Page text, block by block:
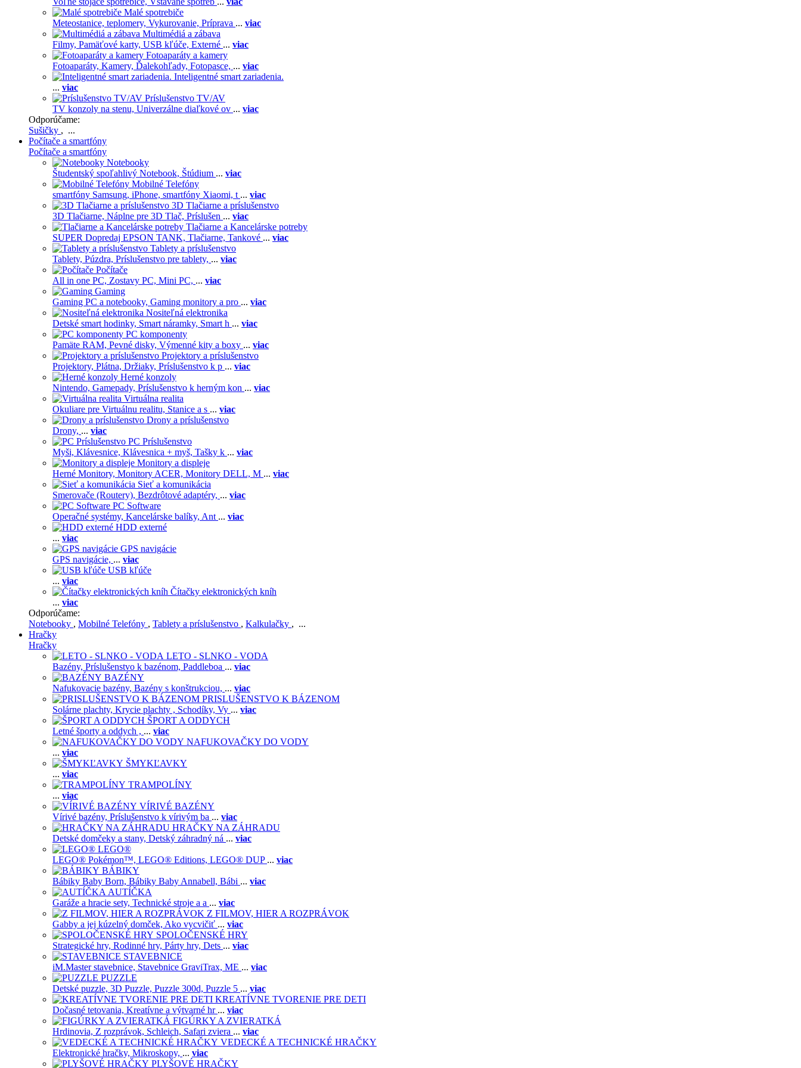
Malé spotrebiče
Meteostanice, teplomery, Vykurovanie, Príprava ... viac
Multimédiá a zábava
Filmy, Pamäťové karty, USB kľúče, Externé ... viac
Fotoaparáty a kamery
Fotoaparáty, Kamery, Ďalekohľady, Fotopasce, ... viac
Inteligentné smart zariadenia.
... viac
Príslušenstvo TV/AV
TV konzoly na stenu, Univerzálne diaľkové ov ... viac
Odporúčame:
Sušičky , ...
Počítače a smartfóny
Počítače a smartfóny
Notebooky
Študentský spoľahlivý Notebook, Štúdium ... viac
Mobilné Telefóny
smartfóny Samsung, iPhone, smartfóny Xiaomi, t ... viac
3D Tlačiarne a príslušenstvo
3D Tlačiarne, Náplne pre 3D Tlač, Príslušen ... viac
Tlačiarne a Kancelárske potreby
SUPER Dopredaj EPSON TANK, Tlačiarne, Tankové ... viac
Tablety a príslušenstvo
Tablety, Púzdra, Príslušenstvo pre tablety, ... viac
Počítače
All in one PC, Zostavy PC, Mini PC, ... viac
Gaming
Gaming PC a notebooky, Gaming monitory a pro ... viac
Nositeľná elektronika
Detské smart hodinky, Smart náramky, Smart h ... viac
PC komponenty
Pamäte RAM, Pevné disky, Výmenné kity a boxy ... viac
Projektory a príslušenstvo
Projektory, Plátna, Držiaky, Príslušenstvo k p ... viac
Herné konzoly
Nintendo, Gamepady, Príslušenstvo k herným kon ... viac
Virtuálna realita
Okuliare pre Virtuálnu realitu, Stanice a s ... viac
Drony a príslušenstvo
Drony, ... viac
PC Príslušenstvo
Myši, Klávesnice, Klávesnica + myš, Tašky k ... viac
Monitory a displeje
Herné Monitory, Monitory ACER, Monitory DELL, M ... viac
Sieť a komunikácia
Smerovače (Routery), Bezdrôtové adaptéry, ... viac
PC Software
Operačné systémy, Kancelárske balíky, Ant ... viac
HDD externé
... viac
GPS navigácie
GPS navigácie, ... viac
USB kľúče
... viac
Čítačky elektronických kníh
... viac
Odporúčame:
Notebooky , Mobilné Telefóny , Tablety a príslušenstvo , Kalkulačky , ...
Hračky
Hračky
LETO - SLNKO - VODA
Bazény, Príslušenstvo k bazénom, Paddleboa ... viac
BAZÉNY
Nafukovacie bazény, Bazény s konštrukciou, ... viac
PRISLUŠENSTVO K BÁZENOM
Solárne plachty, Krycie plachty , Schodíky, Vy ... viac
ŠPORT A ODDYCH
Letné športy a oddych , ... viac
NAFUKOVAČKY DO VODY
... viac
ŠMYKĽAVKY
... viac
TRAMPOLÍNY
... viac
VÍRIVÉ BAZÉNY
Vírivé bazény, Príslušenstvo k vírivým ba ... viac
HRAČKY NA ZÁHRADU
Detské domčeky a stany, Detský záhradný ná ... viac
LEGO®
LEGO® Pokémon™, LEGO® Editions, LEGO® DUP ... viac
BÁBIKY
Bábiky Baby Born, Bábiky Baby Annabell, Bábi ... viac
AUTÍČKA
Garáže a hracie sety, Technické stroje a a ... viac
Z FILMOV, HIER A ROZPRÁVOK
Gabby a jej kúzelný domček, Ako vycvičiť ... viac
SPOLOČENSKÉ HRY
Strategické hry, Rodinné hry, Párty hry, Dets ... viac
STAVEBNICE
iM.Master stavebnice, Stavebnice GraviTrax, ME ... viac
PUZZLE
Detské puzzle, 3D Puzzle, Puzzle 300d, Puzzle 5 ... viac
KREATÍVNE TVORENIE PRE DETI
Dočasné tetovania, Kreatívne a výtvarné hr ... viac
FIGÚRKY A ZVIERATKÁ
Hrdinovia, Z rozprávok, Schleich, Safari zviera ... viac
VEDECKÉ A TECHNICKÉ HRAČKY
Elektronické hračky, Mikroskopy, ... viac
PLYŠOVÉ HRAČKY